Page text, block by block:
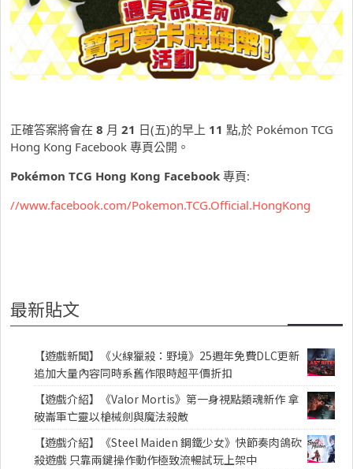
正確答案將會在 8 月 21 日(五)的早上 11 點,於 Pokémon TCG
Hong Kong Facebook 專頁公開。
Pokémon TCG Hong Kong Facebook 專頁:
//www.facebook.com/Pokemon.TCG.Official.HongKong
最新貼文
【遊戲新聞】《火線獵殺：野境》25週年免費DLC更新
追加大量內容同時系舊作限時超平價折扣
【遊戲介紹】《Valor Mortis》第一身視點類魂新作 拿
破崙軍亡靈以槍械劍與魔法殺敵
【遊戲介紹】《Steel Maiden 鋼鐵少女》快節奏肉鴿砍
殺遊戲 只靠兩鍵操作動作極致流暢試玩上架中